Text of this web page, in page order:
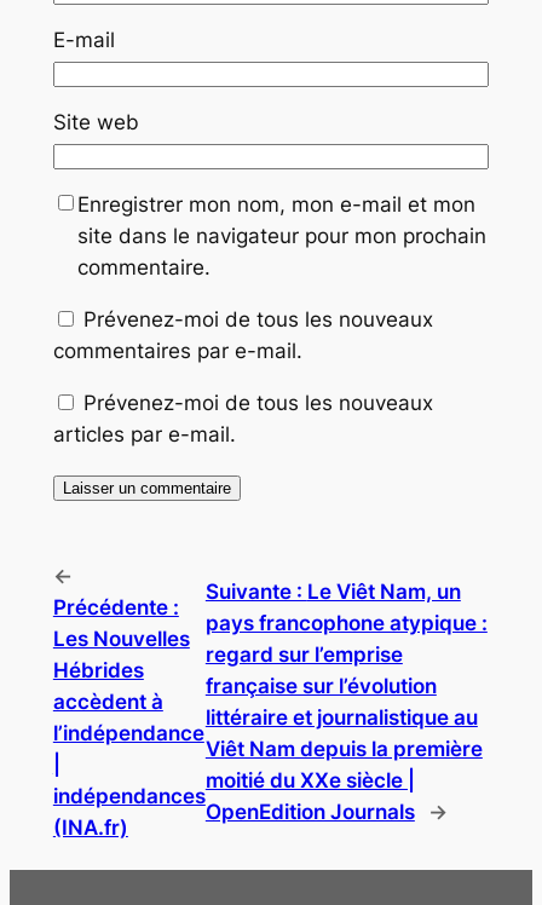
E-mail
Site web
Enregistrer mon nom, mon e-mail et mon
site dans le navigateur pour mon prochain
commentaire.
Prévenez-moi de tous les nouveaux
commentaires par e-mail.
Prévenez-moi de tous les nouveaux
articles par e-mail.
←
Précédente :
Les Nouvelles
Hébrides
accèdent à
l’indépendance
indépendances
(INA.fr)
Suivante : Le Viêt Nam, un
pays francophone atypique :
regard sur l’emprise
française sur l’évolution
littéraire et journalistique au
Viêt Nam depuis la première
moitié du XXe siècle |
OpenEdition Journals
→